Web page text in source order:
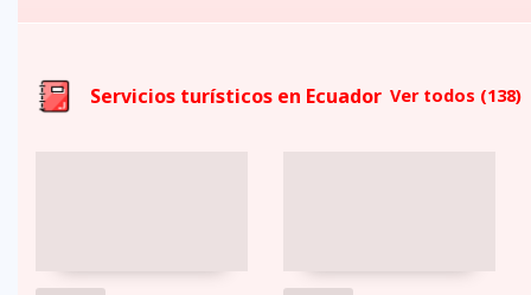
Servicios turísticos en Ecuador Ver todos (138)